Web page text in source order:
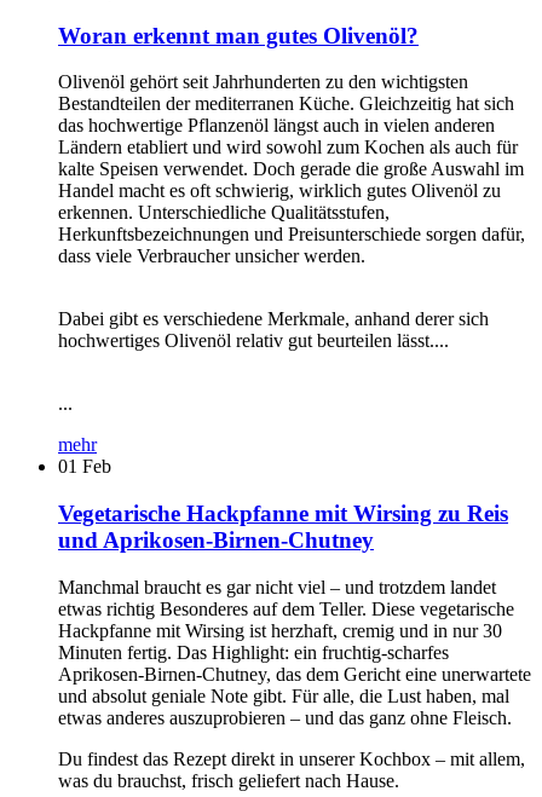
Woran erkennt man gutes Olivenöl?
Olivenöl gehört seit Jahrhunderten zu den wichtigsten
Bestandteilen der mediterranen Küche. Gleichzeitig hat sich
das hochwertige Pflanzenöl längst auch in vielen anderen
Ländern etabliert und wird sowohl zum Kochen als auch für
kalte Speisen verwendet. Doch gerade die große Auswahl im
Handel macht es oft schwierig, wirklich gutes Olivenöl zu
erkennen. Unterschiedliche Qualitätsstufen,
Herkunftsbezeichnungen und Preisunterschiede sorgen dafür,
dass viele Verbraucher unsicher werden.
Dabei gibt es verschiedene Merkmale, anhand derer sich
hochwertiges Olivenöl relativ gut beurteilen lässt....
...
mehr
01 Feb
Vegetarische Hackpfanne mit Wirsing zu Reis
und Aprikosen-Birnen-Chutney
Manchmal braucht es gar nicht viel – und trotzdem landet
etwas richtig Besonderes auf dem Teller. Diese vegetarische
Hackpfanne mit Wirsing ist herzhaft, cremig und in nur 30
Minuten fertig. Das Highlight: ein fruchtig-scharfes
Aprikosen-Birnen-Chutney, das dem Gericht eine unerwartete
und absolut geniale Note gibt. Für alle, die Lust haben, mal
etwas anderes auszuprobieren – und das ganz ohne Fleisch.
Du findest das Rezept direkt in unserer Kochbox – mit allem,
was du brauchst, frisch geliefert nach Hause.